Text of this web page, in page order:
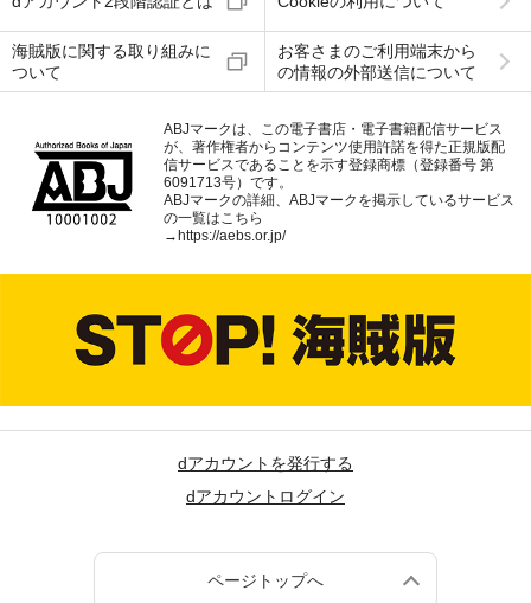
海賊版に関する取り組みに
ついて
お客さまのご利用端末から
の情報の外部送信について
ABJマークは、この電子書店・電子書籍配信サービス
が、著作権者からコンテンツ使用許諾を得た正規版配
信サービスであることを示す登録商標（登録番号 第
6091713号）です。
ABJマークの詳細、ABJマークを掲示しているサービス
の一覧はこちら
→ https://aebs.or.jp/
dアカウントを発行する
dアカウントログイン
ページトップへ